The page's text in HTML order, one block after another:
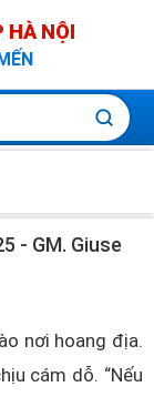
HÀ NỘI
- GM. Giuse
nơi hoang địa.
cám dỗ. “Nếu